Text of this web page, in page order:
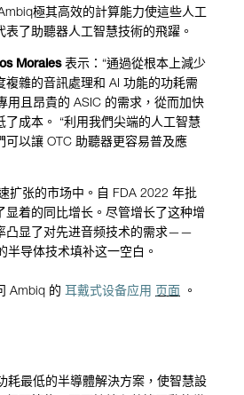
極其高效的計算能力使這些人工
表了助聽器人工智慧技術的飛躍。
Morales 表示： “通過從根本上減少
複雜的音訊處理和 AI 功能的功耗需
用且昂貴的 ASIC 的需求，從而加快
了成本 。 “利用我們尖端的人工智慧
可以讓 OTC 助聽器更容易普及應
扩张的市场中。自 FDA 2022 年批
显着的同比增长。尽管增长了这种增
凸显了对先进音频技术的需求——
半导体技术填补这一空白。
Ambiq 的 耳戴式设备应用 页面 。
耗最低的半導體解決方案，使智慧設